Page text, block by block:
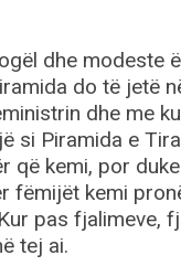
dhe modeste
do të jetë
dhe me
Piramida e
kemi, por
kemi
pas fjalimeve,
tej ai.